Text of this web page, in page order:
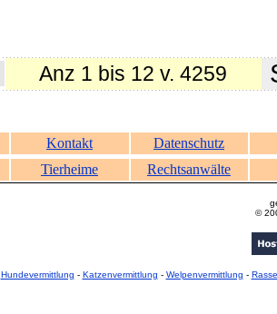
Anz 1 bis 12 v. 4259
Kontakt
Datenschutz
Tierheime Rechtsanwälte
©
Hundevermittlung - Katzenvermittlung - Welpenvermittlung -